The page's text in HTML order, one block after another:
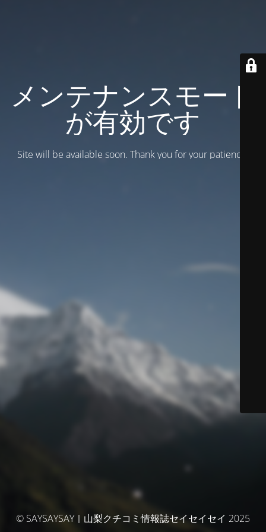
メンテナンスモード
が有効です
Site will be available soon. Thank you for your patience!
© SAYSAYSAY｜山梨クチコミ情報誌セイセイセイ 2025